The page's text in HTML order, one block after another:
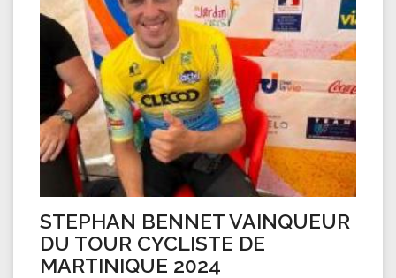
STEPHAN BENNET VAINQUEUR
DU TOUR CYCLISTE DE
MARTINIQUE 2024